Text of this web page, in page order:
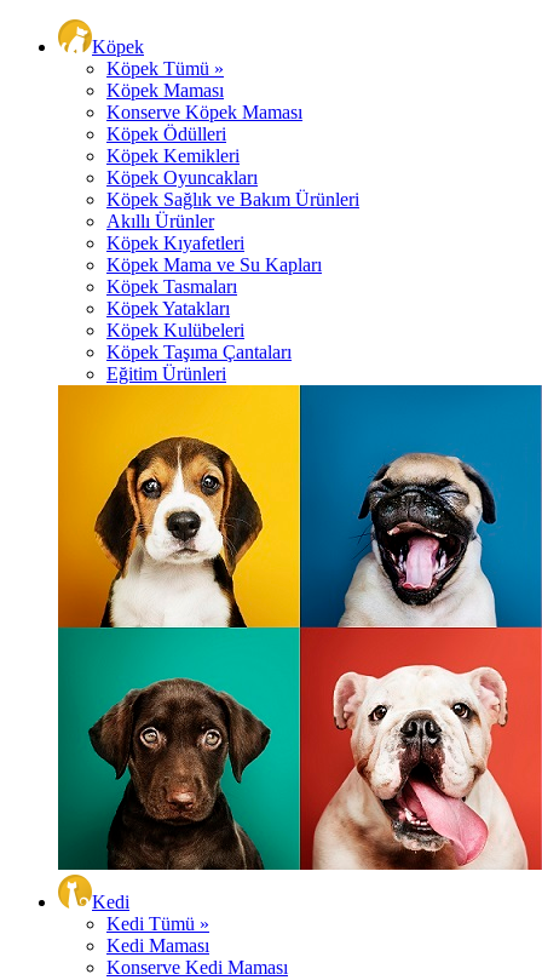
Köpek
Köpek Tümü »
Köpek Maması
Konserve Köpek Maması
Köpek Ödülleri
Köpek Kemikleri
Köpek Oyuncakları
Köpek Sağlık ve Bakım Ürünleri
Akıllı Ürünler
Köpek Kıyafetleri
Köpek Mama ve Su Kapları
Köpek Tasmaları
Köpek Yatakları
Köpek Kulübeleri
Köpek Taşıma Çantaları
Eğitim Ürünleri
Kedi
Kedi Tümü »
Kedi Maması
Konserve Kedi Maması